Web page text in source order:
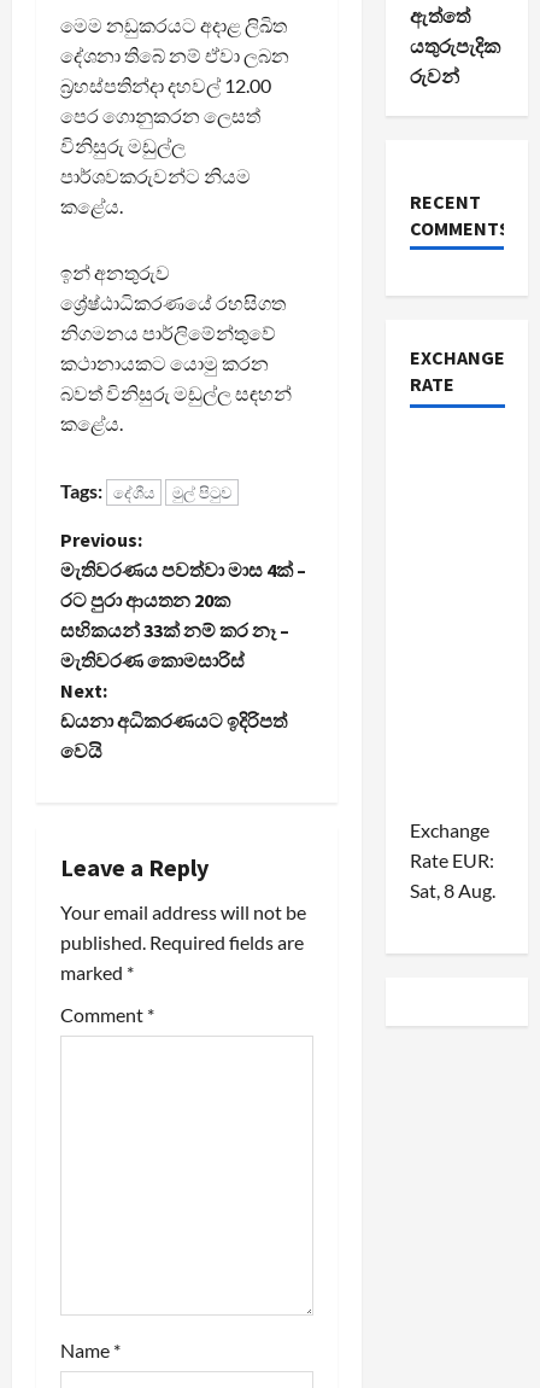
මෙම නඩුකරයට අදාළ ලිඛිත
දේශනා තිබේ නම් ඒවා ලබන
බ්‍රහස්පතින්දා දහවල් 12.00
පෙර ගොනුකරන ලෙසත්
විනිසුරු මඩුල්ල
පාර්ශවකරුවන්ට නියම
කළේය.
ඉන් අනතුරුව
ශ්‍රේෂ්ඨාධිකරණයේ රහසිගත
නිගමනය පාර්ලිමේන්තුවේ
කථානායකට යොමු කරන
බවත් විනිසුරු මඩුල්ල සඳහන්
කළේය.
Tags: දේශීය මුල් පිටුව
P
o
s
t
n
v
i
g
a
Previous:
මැතිවරණය පවත්වා මාස 4ක් –
රට පුරා ආයතන 20ක
සභිකයන් 33ක් නම් කර නෑ –
මැතිවරණ කොමසාරිස්
Next:
ඩයනා අධිකරණයට ඉදිරිපත්
වෙයි
Leave a Reply
Your email address will not be
published. Required fields are
marked *
Comment *
Name *
ඇත්තේ
යතුරුපැදික
රුවන්
RECENT
COMMENTS
EXCHANGE
RATE
Exchange
Rate EUR:
Sat, 8 Aug.